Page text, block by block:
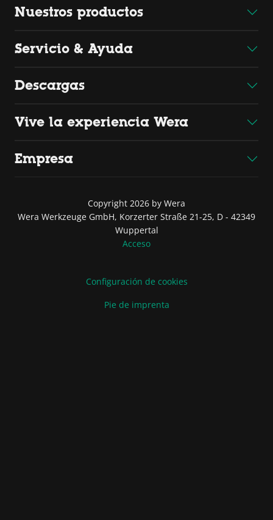
Nuestros productos
Servicio & Ayuda
Descargas
Vive la experiencia Wera
Empresa
Copyright 2026 by Wera
Wera Werkzeuge GmbH, Korzerter Straße 21-25, D - 42349
Wuppertal
Acceso
Configuración de cookies
Pie de imprenta